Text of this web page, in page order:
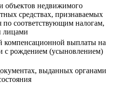
объектов недвижимого
средствах, признаваемых
по соответствующим налогам,
лицами
компенсационной выплаты на
с рождением (усыновлением)
выданных органами